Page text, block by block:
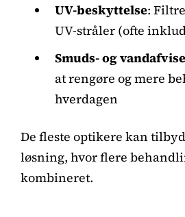
UV-beskyttelse:
UV-stråler (ofte
Smuds- og
at rengøre og mere
hverdagen
De fleste optikere kan
løsning, hvor flere
kombineret.